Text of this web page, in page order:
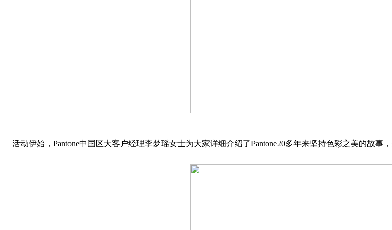
活动伊始，Pantone中国区大客户经理李梦瑶女士为大家详细介绍了Pantone20多年来坚持色彩之美的故事